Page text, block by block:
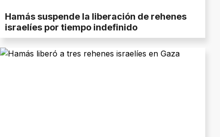
Hamás suspende la liberación de rehenes
israelíes por tiempo indefinido